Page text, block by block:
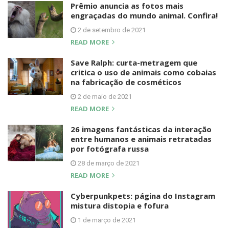
Prêmio anuncia as fotos mais
engraçadas do mundo animal. Confira!
2 de setembro de 2021
READ MORE
Save Ralph: curta-metragem que
critica o uso de animais como cobaias
na fabricação de cosméticos
2 de maio de 2021
READ MORE
26 imagens fantásticas da interação
entre humanos e animais retratadas
por fotógrafa russa
28 de março de 2021
READ MORE
Cyberpunkpets: página do Instagram
mistura distopia e fofura
1 de março de 2021